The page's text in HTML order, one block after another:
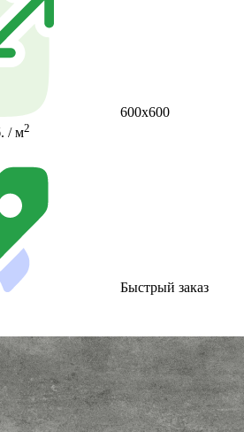
600х600
/ м2
Быстрый заказ